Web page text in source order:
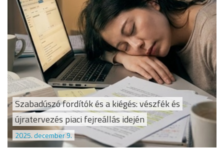
Szabadúszó fordítók és a kiégés: vészfék és
újratervezés piaci fejreállás idején
2025. december 9.